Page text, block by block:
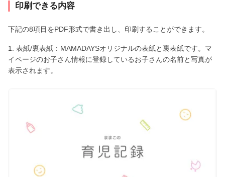
印刷できる内容
下記の8項目をPDF形式で書き出し、印刷することができます。
1. 表紙/裏表紙：MAMADAYSオリジナルの表紙と裏表紙です。マ
イページのお子さん情報に登録しているお子さんの名前と写真が
表示されます。